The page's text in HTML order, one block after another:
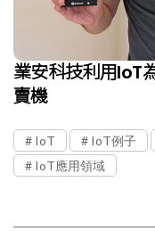
業安科技利用IoT
賣機
IoT IoT例子
IoT應用領域